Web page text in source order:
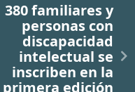
380 familiares y
personas con
discapacidad
intelectual se
inscriben en la
primera edición